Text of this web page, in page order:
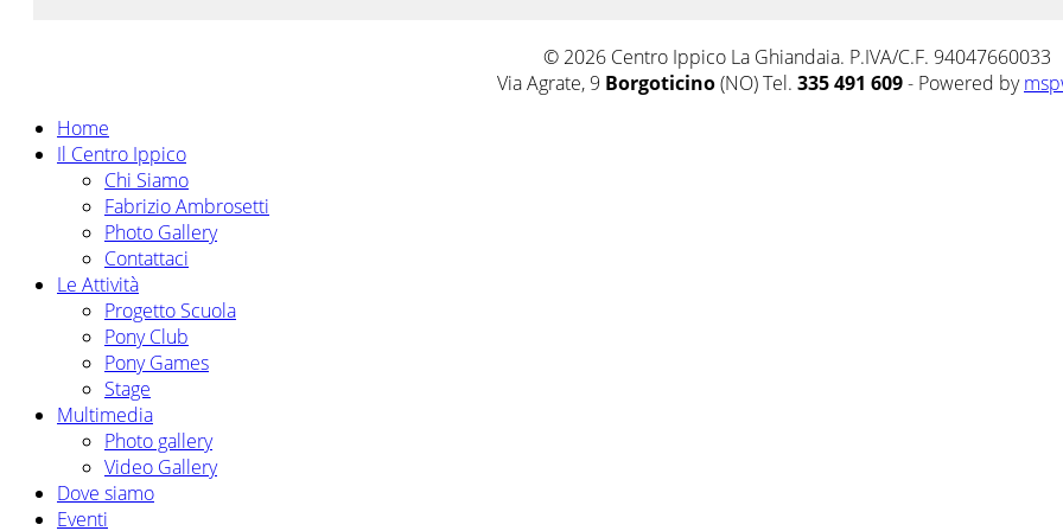
© 2026 Centro Ippico La Ghiandaia. P.IVA/C.F. 94047660033
Via Agrate, 9 Borgoticino(NO) Tel. 335 491 609- Powered by
Home
Il Centro Ippico
Chi Siamo
Fabrizio Ambrosetti
Photo Gallery
Contattaci
Le Attività
Progetto Scuola
Pony Club
Pony Games
Stage
Multimedia
Photo gallery
Video Gallery
Dove siamo
Eventi